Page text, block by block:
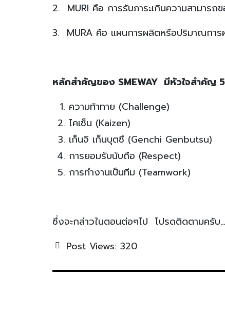
2. MURI คือ การรับภาระเกินความสามาร
3. MURA คือ แผนการผลิตหรือปริมาณการ
หลักสำคัญของ SMEWAY มีหัวใจสำคัญ 5
ความท้าทาย (Challenge)
ไคเซ็น (Kaizen)
เก็นจิ เก็นบุตซึ (Genchi Genbutsu)
การยอมรับนับถือ (Respect)
การทำงานเป็นทีม (Teamwork)
ซึ่งจะกล่าวในตอนต่อๆไป โปรดติดตามครับ…
Post Views: 320